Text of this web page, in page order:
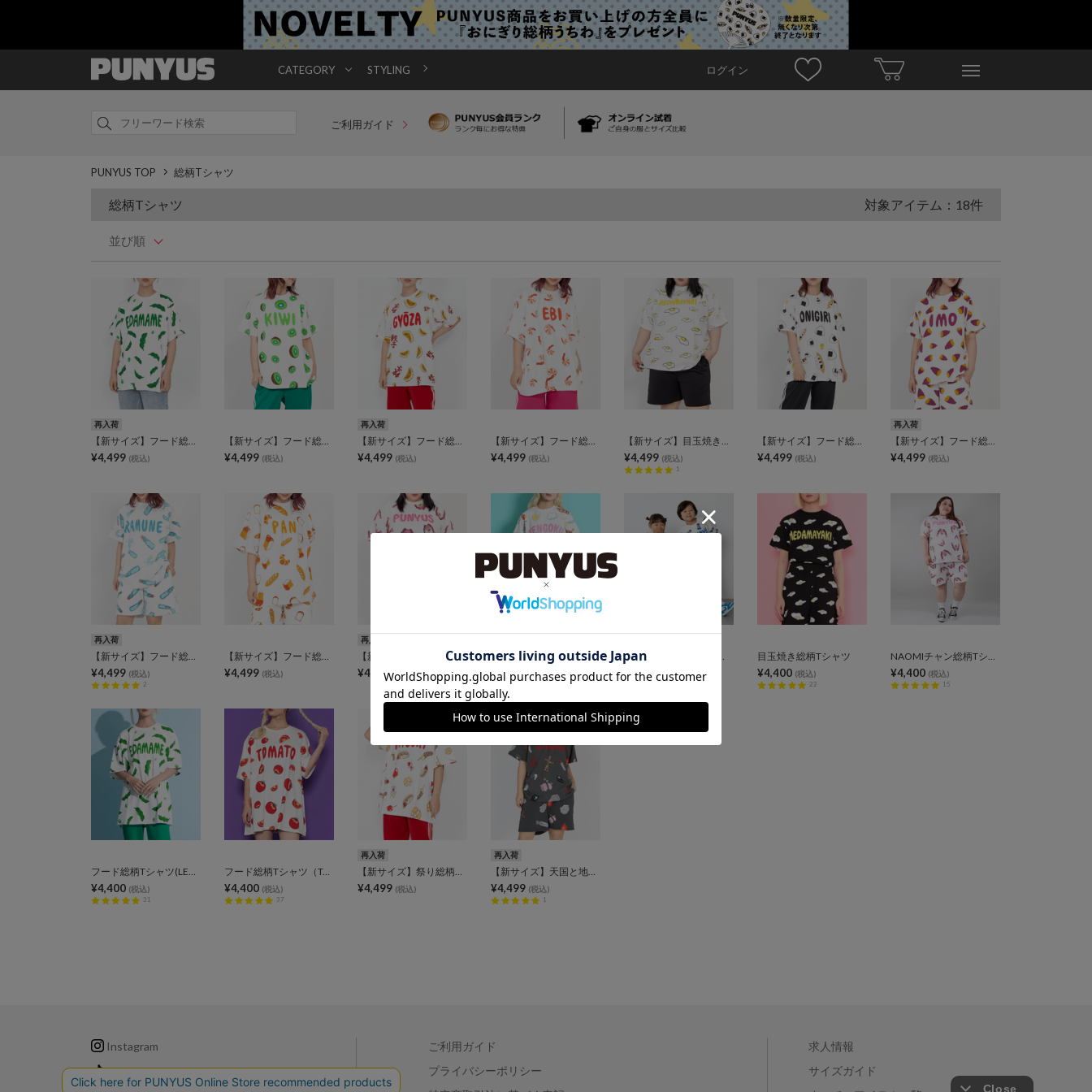
CATEGORY STYLING ログイン
ご利用ガイド
PUNYUS TOP 総柄Tシャツ
総柄Tシャツ 対象アイテム：18件
並び順
再入荷
【新サイズ】フード総柄Tシャツ
¥4,499 (税込)
【新サイズ】フード総柄Tシャツ
¥4,499 (税込)
再入荷
【新サイズ】フード総柄Tシャツ
¥4,499 (税込)
【新サイズ】フード総柄Tシャツ
¥4,499 (税込)
【新サイズ】目玉焼き総柄Tシャツ
¥4,499 (税込)
1
【新サイズ】フード総柄Tシャツ
¥4,499 (税込)
再入荷
【新サイズ】フード総柄Tシャツ
¥4,499 (税込)
再入荷
【新サイズ】フード総柄Tシャツ
¥4,499 (税込)
2
【新サイズ】フード総柄Tシャツ
¥4,499 (税込)
再入荷
【新サイズ】NAOMIチャン総柄Tシャツ
¥4,499 (税込)
天国と地獄総柄Tシャツ
¥4,400 (税込)
キッズフード総柄Tシャツ
¥3,300 (税込)
目玉焼き総柄Tシャツ
¥4,400 (税込)
22
NAOMIチャン総柄Tシャツ
¥4,400 (税込)
15
フード総柄Tシャツ(LEMON NINJIN EDAMAME)
¥4,400 (税込)
31
フード総柄Tシャツ（TOMATO KIWI RENNYU）
¥4,400 (税込)
37
再入荷
【新サイズ】祭り総柄Tシャツ
¥4,499 (税込)
再入荷
【新サイズ】天国と地獄総柄Tシャツ
¥4,499 (税込)
1
Instagram
TikTok
ご利用ガイド
プライバシーポリシー
求人情報
サイズガイド